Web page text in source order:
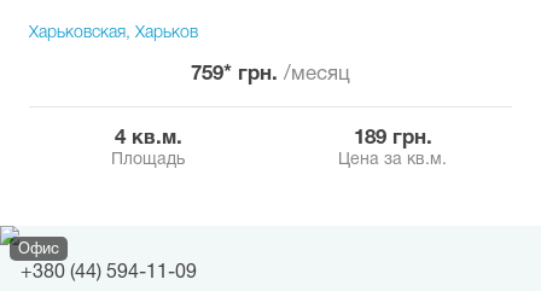
Харьковская, Харьков
759* грн. /месяц
4 кв.м.
Площадь
189 грн.
Цена за кв.м.
+380 (44) 594-11-09
Офис